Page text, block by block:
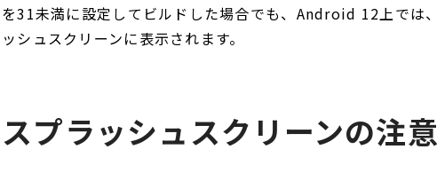
を31未満に設定してビルドした場合でも、Android 12上では
ッシュスクリーンに表示されます。
スプラッシュスクリーンの注